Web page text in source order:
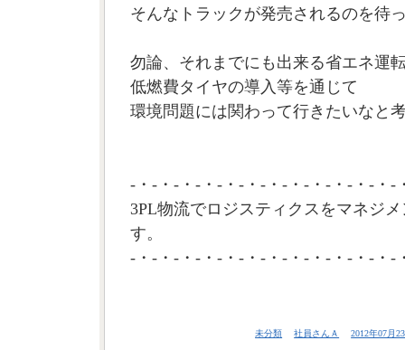
そんなトラックが発売されるのを待
勿論、それまでにも出来る省エネ運
低燃費タイヤの導入等を通じて
環境問題には関わって行きたいなと
-・-・-・-・-・-・-・-・-・-・-・-・-
3PL物流でロジスティクスをマネジ
す。
-・-・-・-・-・-・-・-・-・-・-・-・-
未分類 社員さんＡ 2012年07月